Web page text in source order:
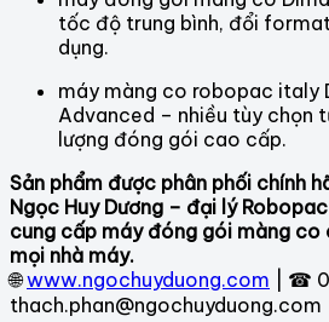
tốc độ trung bình, đổi
dụng.
máy màng co robopac italy
Advanced – nhiều tùy chọn
lượng đóng gói cao cấp.
Sản phẩm được phân phối chính
Ngọc Huy Dương – đại lý
cung cấp máy đóng gói màng co
mọi nhà máy.
🌐www.ngochuyduong.com | ☎
thach.phan@ngochuyduong.com